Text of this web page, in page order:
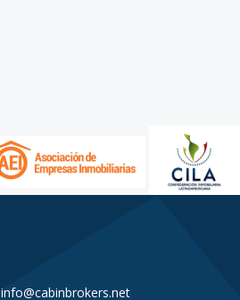
info@cabinbrokers.net